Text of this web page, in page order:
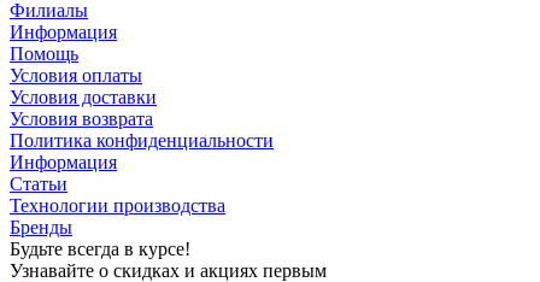
Филиалы
Информация
Помощь
Условия оплаты
Условия доставки
Условия возврата
Политика конфиденциальности
Информация
Статьи
Технологии производства
Бренды
Будьте всегда в курсе!
Узнавайте о скидках и акциях первым